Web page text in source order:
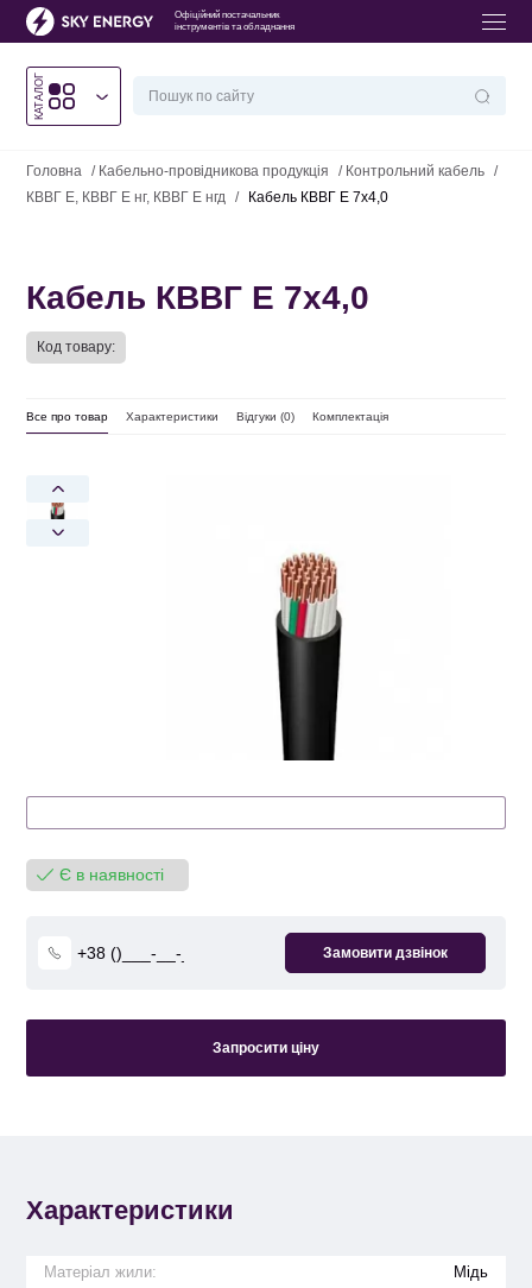
Офіційний постачальник
інструментів та обладнання
КАТАЛОГ
Головна / Кабельно-провідникова продукція / Контрольний кабель /
КВВГ Е, КВВГ Е нг, КВВГ Е нгд / Кабель КВВГ Е 7х4,0
Кабель КВВГ Е 7х4,0
Код товару:
Все про товар Характеристики Відгуки (0) Комплектація
Є в наявності
Запросити ціну
Характеристики
Матеріал жили:
Мідь